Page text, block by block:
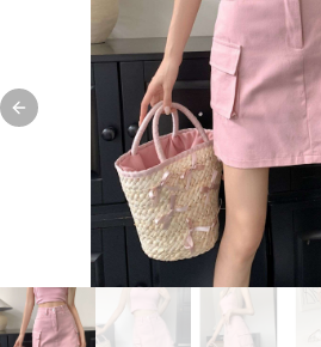
Previous slide